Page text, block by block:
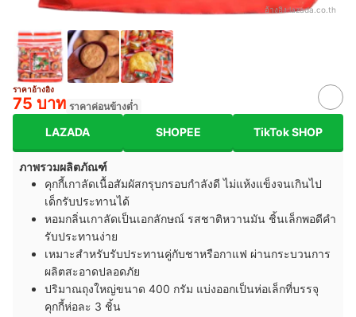
อ้างอิง:lazada.co.th
ราคาอ้างอิง
75 บาท ราคาค่อนข้างต่ำ
LAZADA SHOPEE TikTok SHOP
ภาพรวมผลิตภัณฑ์
คุกกี้เกาลัดเนื้อสัมผัสกรุบกรอบกำลังดี ไม่แห้งแข็งจนเกินไป
เด็กรับประทานได้
หอมกลิ่นเกาลัดเป็นเอกลักษณ์ รสชาติหวานมัน ชิ้นเล็กพอดีคำ
รับประทานง่าย
เหมาะสำหรับรับประทานคู่กับชาหรือกาแฟ ผ่านกระบวนการ
ผลิตสะอาดปลอดภัย
ปริมาณถุงใหญ่ขนาด 400 กรัม แบ่งออกเป็นห่อเล็กที่บรรจุ
คุกกี้ห่อละ 3 ชิ้น